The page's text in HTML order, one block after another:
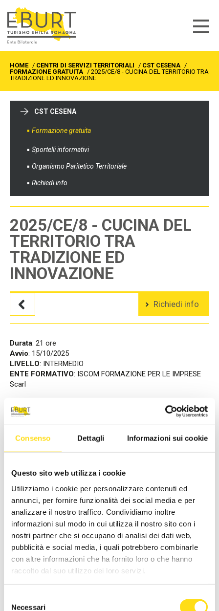
Consenso Dettagli Informazioni sui cookie
Questo sito web utilizza i cookie
Utilizziamo i cookie per personalizzare contenuti ed
annunci, per fornire funzionalità dei social media e per
analizzare il nostro traffico. Condividiamo inoltre
informazioni sul modo in cui utilizza il nostro sito con i
nostri partner che si occupano di analisi dei dati web,
pubblicità e social media, i quali potrebbero combinarle
con altre informazioni che ha fornito loro o che hanno
raccolto dal suo utilizzo dei loro servizi.
delNecessari
HOME / CENTRI DI SERVIZI TERRITORIALI / CST CESENA /
FORMAZIONE GRATUITA / 2025/CE/8 - CUCINA DEL TERRITORIO TRA
TRADIZIONE ED INNOVAZIONE
CST CESENA
Formazione gratuita
Sportelli informativi
Organismo Paritetico Territoriale
Richiedi info
2025/CE/8 - CUCINA DEL
TERRITORIO TRA
TRADIZIONE ED
INNOVAZIONE
Richiedi info
Durata: 21 ore
Avvio: 15/10/2025
LIVELLO: INTERMEDIO
ENTE FORMATIVO: ISCOM FORMAZIONE PER LE IMPRESE
Scarl
INFORMAZIONI UTILI:
I prodotti tipici delle sagre (ravigiolo, olio, sangiovese,
cinghiale, fragole, raperonzolo, tartufo bianco, ciliegie,
aspetti nutrizionali, luogo di provenienza)
I piatti della tradizione
I vini locali
Rivisitazione dei piatti della tradizione
Primi piatti con prodotti tipici (pasta ripiena, tagliatelle…)